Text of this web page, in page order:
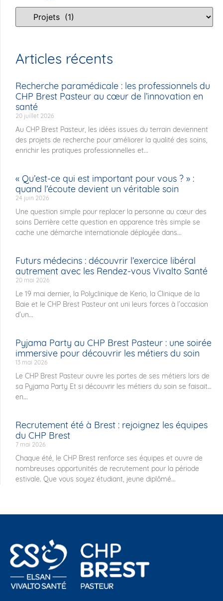
Articles récents
Recherche paramédicale : les professionnels du
CHP Brest Pasteur au cœur de l’innovation en
santé
20 juillet 2026
Au CHP Brest Pasteur, les idées issues du terrain deviennent
des projets de recherche pour améliorer la qualité des soins,
enrichir les pratiques professionnelles et...
« Qu’est-ce qui est important pour vous ? » :
quand l’écoute devient un véritable soin
24 juin 2026
Une question simple pour replacer la personne au cœur des
soins Derrière cette question en apparence très simple se
cache une démarche internationale déployée dans...
Futurs médecins : découvrir l’exercice libéral
autrement avec les Rendez-vous Vivalto Santé
20 mai 2026
Le 19 mai dernier, la Polyclinique de Kerio, la Clinique de la
Baie et le CHP Brest Pasteur ont uni leurs forces à l’occasion
d’un...
Pyjama Party au CHP Brest Pasteur : une soirée
immersive pour découvrir les métiers du soin
13 mai 2026
Le CHP Brest Pasteur ouvre les portes de ses métiers lors de
sa Pyjama Party Et si découvrir les métiers du soin se faisait…
en...
Recrutement été à Brest : rejoignez les équipes
du CHP Brest
7 mai 2026
Chaque été, le CHP Brest renforce ses équipes et ouvre de
nombreuses opportunités de recrutement pour la période
estivale. Que vous soyez étudiant, jeune diplômé...